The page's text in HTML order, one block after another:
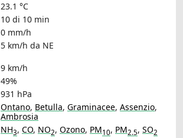
23.1 °C
10 di 10 min
0 mm/h
5 km/h da NE
9 km/h
49%
931 hPa
Ontano, Betulla, Graminacee, Assenzio,
Ambrosia
NH3, CO, NO2, Ozono, PM10, PM2.5, SO2